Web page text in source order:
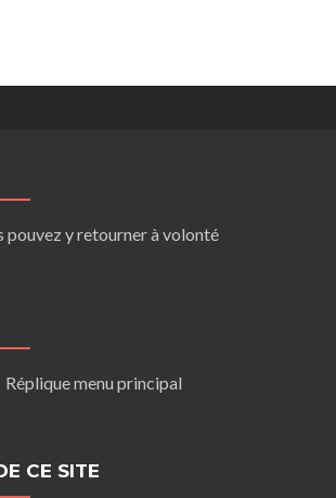
pouvez y retourner à volonté
Réplique menu principal
CE SITE